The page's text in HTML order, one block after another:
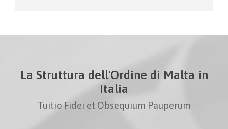
La Struttura dell'Ordine di Malta in
Italia
Tuitio Fidei et Obsequium Pauperum